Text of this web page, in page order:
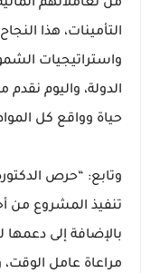
من تعاملاتهم
التأمينات، هذا
واستراتيجيات
الدولة، واليوم
حياة وواقع كل
وتابع: “حرص
تنفيذ المشروع من
بالإضافة إلى دعمها
مراعاة عامل الوقت،